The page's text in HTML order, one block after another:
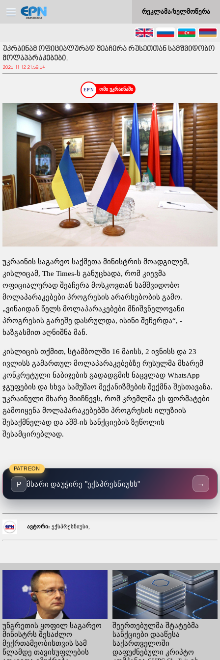
რეკლამა/ხელმოწერა
უკრაინამ ოფიციალურად შეაჩერა რუსეთთან სამშვიდობო
მოლაპარაკებები.
2025-11-12 21:59:54
ომი უკრაინაში
უკრაინის საგარეო საქმეთა მინისტრის მოადგილემ,
კისლიცამ, The Times-ს განუცხადა, რომ კიევმა
ოფიციალურად შეაჩერა მოსკოვთან სამშვიდობო
მოლაპარაკებები პროგრესის არარსებობის გამო.
„ვინაიდან წელს მოლაპარაკებები მნიშვნელოვანი
პროგრესის გარეშე დასრულდა, ისინი შეჩერდა“, -
ხაზგასმით აღნიშნა მან.
კისლიცის თქმით, სტამბოლში 16 მაისს, 2 ივნისს და 23
ივლისს გამართულ მოლაპარაკებებზე რუსულმა მხარემ
კონკრეტული ნაბიჯების გადადგმის ნაცვლად WhatsApp
ჯგუფების და სხვა სამუშაო მექანიზმების შექმნა შესთავაზა.
უკრაინული მხარე მიიჩნევს, რომ კრემლმა ეს ფორმატები
გამოიყენა მოლაპარაკებებში პროგრესის ილუზიის
შესაქმნელად და აშშ-ის სანქციების ზეწოლის
შესამცირებლად.
PATREON
P მხარი დაუჭირე "ექსპრესნიუსს" →
ავტორი: ექსპრესნიუსი,
უნგრეთის ყოფილ საგარეო
მინისტრს შესაძლო
მექრთამეობისთვის სამ
წლამდე თავისუფლების
შეერთებულმა შტატებმა
სანქციები დააწესა
საქართველოში
დაფუძნებული კრიპტო